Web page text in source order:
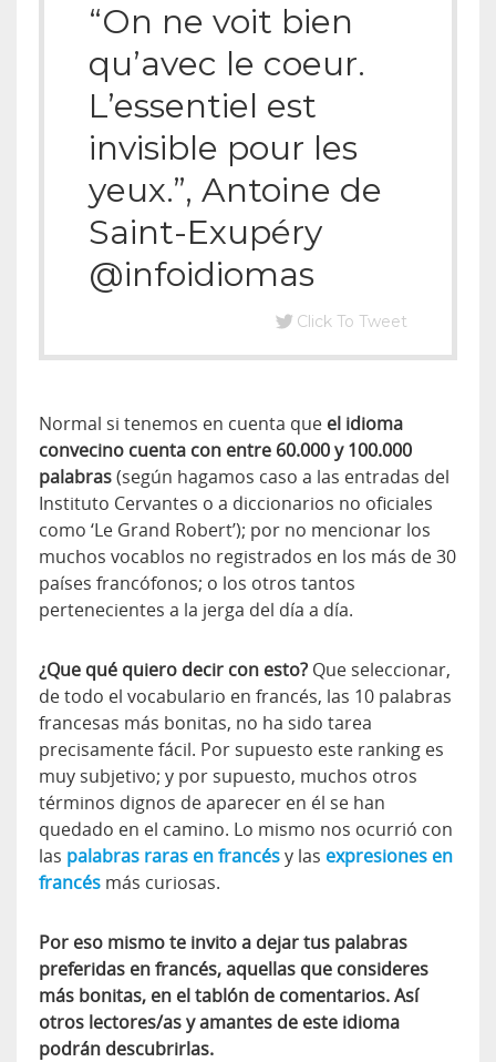
“On ne voit bien
qu’avec le coeur.
L’essentiel est
invisible pour les
yeux.”, Antoine de
Saint-Exupéry
@infoidiomas
Click To Tweet
Normal si tenemos en cuenta que el idioma
convecino cuenta con entre 60.000 y 100.000
palabras(según hagamos caso a las entradas del
Instituto Cervantes o a diccionarios no oficiales
como ‘Le Grand Robert’); por no mencionar los
muchos vocablos no registrados en los más de 30
países francófonos; o los otros tantos
pertenecientes a la jerga del día a día.
¿Que qué quiero decir con esto? Que seleccionar,
de todo el vocabulario en francés, las 10 palabras
francesas más bonitas, no ha sido tarea
precisamente fácil. Por supuesto este ranking es
muy subjetivo; y por supuesto, muchos otros
términos dignos de aparecer en él se han
quedado en el camino. Lo mismo nos ocurrió con
las palabras raras en francésy las expresiones en
francés más curiosas.
Por eso mismo te invito a dejar tus palabras
preferidas en francés, aquellas que consideres
más bonitas, en el tablón de comentarios. Así
otros lectores/as y amantes de este idioma
podrán descubrirlas.